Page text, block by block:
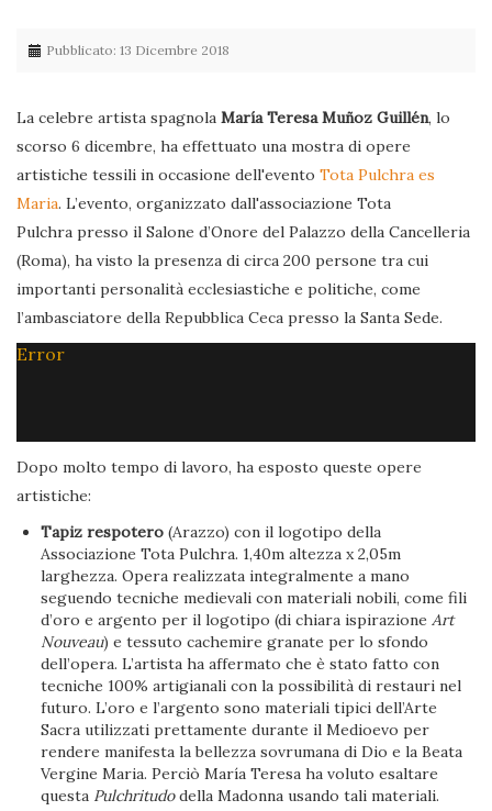
Pubblicato: 13 Dicembre 2018
La celebre artista spagnola María Teresa Muñoz Guillén, lo
scorso 6 dicembre, ha effettuato una mostra di opere
artistiche tessili in occasione dell'evento Tota Pulchra es
Maria. L’evento, organizzato dall'associazione Tota
Pulchra presso il Salone d’Onore del Palazzo della Cancelleria
(Roma), ha visto la presenza di circa 200 persone tra cui
importanti personalità ecclesiastiche e politiche, come
l’ambasciatore della Repubblica Ceca presso la Santa Sede.
Error
Dopo molto tempo di lavoro, ha esposto queste opere
artistiche:
Tapiz respotero (Arazzo) con il logotipo della
Associazione Tota Pulchra. 1,40m altezza x 2,05m
larghezza. Opera realizzata integralmente a mano
seguendo tecniche medievali con materiali nobili, come fili
d’oro e argento per il logotipo (di chiara ispirazioneArt
Nouveau) e tessuto cachemire granate per lo sfondo
dell’opera. L’artista ha affermato che è stato fatto con
tecniche 100% artigianali con la possibilità di restauri nel
futuro. L’oro e l’argento sono materiali tipici dell’Arte
Sacra utilizzati prettamente durante il Medioevo per
rendere manifesta la bellezza sovrumana di Dio e la Beata
Vergine Maria. Perciò María Teresa ha voluto esaltare
questa Pulchritudodella Madonna usando tali materiali.